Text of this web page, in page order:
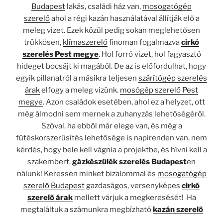
Budapest lakás, családi ház van, mosogatógép
szerelőahol a régi kazán használatával állítják elő a
meleg vizet. Ezek közül pedig sokan meglehetősen
trükkösen, klímaszerelőfinoman fogalmazvacirkó
szerelés Pest megye. Hol forró vizet, hol fagyasztó
hideget bocsájt ki magából. De az is előfordulhat, hogy
egyik pillanatról a másikra teljesen szárítógép szerelés
árakelfogy a meleg vizünk. mosógép szerelő Pest
megye. Azon családok esetében, ahol ez a helyzet, ott
még álmodni sem mernek a zuhanyzás lehetőségéről.
Szóval, ha ebből már elege van, és még a
fűtéskorszerűsítés lehetősége is napirenden van, nem
kérdés, hogy bele kell vágnia a projektbe, és hívni kell a
szakembert,gázkészülék szerelés Budapesten
nálunk! Keressen minket bizalommal és mosogatógép
szerelő Budapestgazdaságos, versenyképes cirkó
szerelő árakmellett várjuk a megkeresését! Ha
megtaláltuk a számunkra megbízhatókazán szerelő